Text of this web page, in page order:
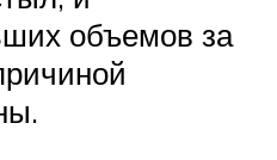
объемов за